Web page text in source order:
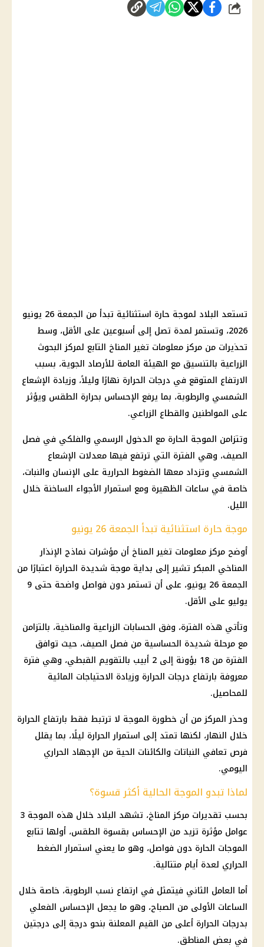
شارك
تستعد البلاد لموجة حارة استثنائية تبدأ من الجمعة 26 يونيو
2026، وتستمر لمدة تصل إلى أسبوعين على الأقل، وسط
تحذيرات من مركز معلومات تغير المناخ التابع لمركز البحوث
الزراعية بالتنسيق مع الهيئة العامة للأرصاد الجوية، بسبب
الارتفاع المتوقع في درجات الحرارة نهارًا وليلاً، وزيادة الإشعاع
الشمسي والرطوبة، بما يرفع الإحساس بحرارة الطقس ويؤثر
على المواطنين والقطاع الزراعي.
وتتزامن الموجة الحارة مع الدخول الرسمي والفلكي في فصل
الصيف، وهي الفترة التي ترتفع فيها معدلات الإشعاع
الشمسي وتزداد معها الضغوط الحرارية على الإنسان والنبات،
خاصة في ساعات الظهيرة ومع استمرار الأجواء الساخنة خلال
الليل.
موجة حارة استثنائية تبدأ الجمعة 26 يونيو
أوضح مركز معلومات تغير المناخ أن مؤشرات نماذج الإنذار
المناخي المبكر تشير إلى بداية موجة شديدة الحرارة اعتبارًا من
الجمعة 26 يونيو، على أن تستمر دون فواصل واضحة حتى 9
يوليو على الأقل.
وتأتي هذه الفترة، وفق الحسابات الزراعية والمناخية، بالتزامن
مع مرحلة شديدة الحساسية من فصل الصيف، حيث توافق
الفترة من 18 بؤونة إلى 2 أبيب بالتقويم القبطي، وهي فترة
معروفة بارتفاع درجات الحرارة وزيادة الاحتياجات المائية
للمحاصيل.
وحذر المركز من أن خطورة الموجة لا ترتبط فقط بارتفاع الحرارة
خلال النهار، لكنها تمتد إلى استمرار الحرارة ليلًا، بما يقلل
فرص تعافي النباتات والكائنات الحية من الإجهاد الحراري
اليومي.
لماذا تبدو الموجة الحالية أكثر قسوة؟
بحسب تقديرات مركز المناخ، تشهد البلاد خلال هذه الموجة 3
عوامل مؤثرة تزيد من الإحساس بقسوة الطقس، أولها تتابع
الموجات الحارة دون فواصل، وهو ما يعني استمرار الضغط
الحراري لعدة أيام متتالية.
أما العامل الثاني فيتمثل في ارتفاع نسب الرطوبة، خاصة خلال
الساعات الأولى من الصباح، وهو ما يجعل الإحساس الفعلي
بدرجات الحرارة أعلى من القيم المعلنة بنحو درجة إلى درجتين
في بعض المناطق.